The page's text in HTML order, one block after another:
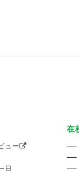
ュー
日
在